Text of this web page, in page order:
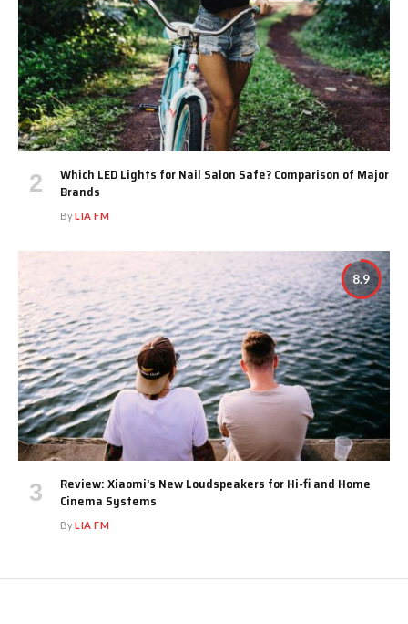
Which LED Lights for Nail Salon Safe? Comparison of Major
Brands
ByLIA FM
8.9
Review: Xiaomi’s New Loudspeakers for Hi-fi and Home
Cinema Systems
ByLIA FM